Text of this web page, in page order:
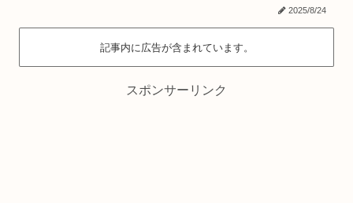
2025/8/24
記事内に広告が含まれています。
スポンサーリンク